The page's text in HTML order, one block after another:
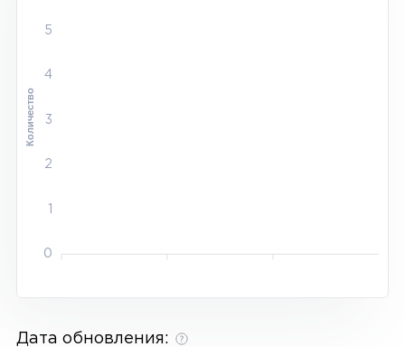
5
4
3
2
1
0
Количество
Дата обновления: